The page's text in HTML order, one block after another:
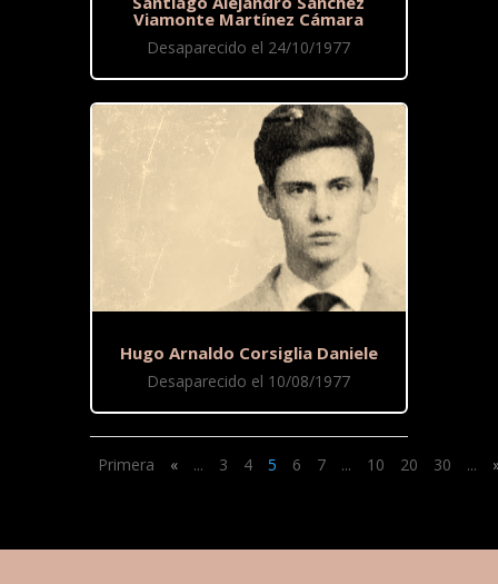
Viamonte Martínez Cámara
Desaparecido el 24/10/1977
Hugo Arnaldo Corsiglia Daniele
Desaparecido el 10/08/1977
Primera « ... 3 4 5 6 7 ... 10 20 30 ...